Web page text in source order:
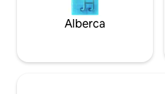
Alberca